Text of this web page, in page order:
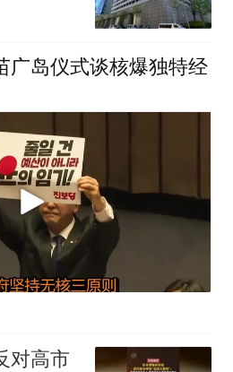
广岛仪式谈核爆独特经
对高市